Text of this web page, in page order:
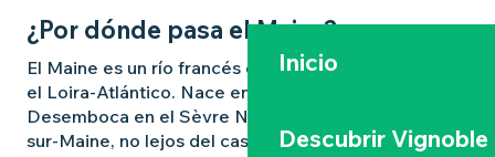
Inicio
Descubrir Vignoble
¿Por dónde pasa el Maine?
El Maine es un río francés que atraviesa la Vendée y
el Loira-Atlántico. Nace en Les Herbiers, en Vendée.
Desemboca en el Sèvre Nantaise en Saint-Fiacre-
sur-Maine, no lejos del castillo de Coing y de los